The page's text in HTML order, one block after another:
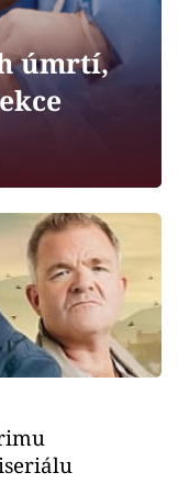
úmrtí,